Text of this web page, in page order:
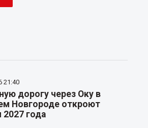
21:40
дорогу через Оку в
Новгороде откроют
2027 года